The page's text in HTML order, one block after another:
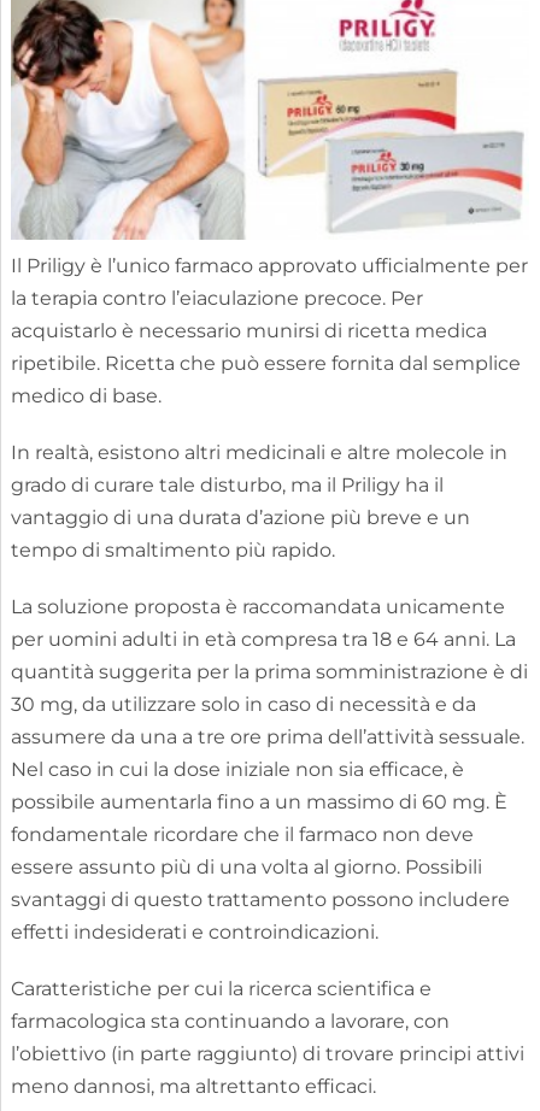
Il Priligy è l’unico farmaco approvato ufficialmente per
la terapia contro l’eiaculazione precoce. Per
acquistarlo è necessario munirsi di ricetta medica
ripetibile. Ricetta che può essere fornita dal semplice
medico di base.
In realtà, esistono altri medicinali e altre molecole in
grado di curare tale disturbo, ma il Priligy ha il
vantaggio di una durata d’azione più breve e un
tempo di smaltimento più rapido.
La soluzione proposta è raccomandata unicamente
per uomini adulti in età compresa tra 18 e 64 anni. La
quantità suggerita per la prima somministrazione è di
30 mg, da utilizzare solo in caso di necessità e da
assumere da una a tre ore prima dell’attività sessuale.
Nel caso in cui la dose iniziale non sia efficace, è
possibile aumentarla fino a un massimo di 60 mg. È
fondamentale ricordare che il farmaco non deve
essere assunto più di una volta al giorno. Possibili
svantaggi di questo trattamento possono includere
effetti indesiderati e controindicazioni.
Caratteristiche per cui la ricerca scientifica e
farmacologica sta continuando a lavorare, con
l’obiettivo (in parte raggiunto) di trovare principi attivi
meno dannosi, ma altrettanto efficaci.